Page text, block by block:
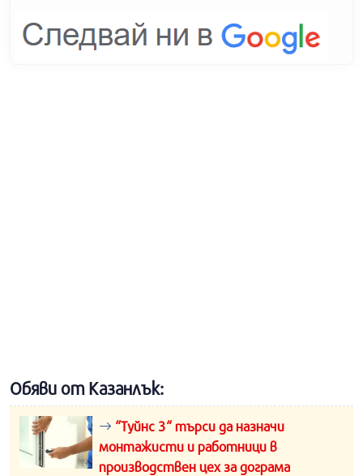
Обяви от Казанлък:
“Туйнс 3“ търси да назначи
монтажисти и работници в
производствен цех за дограма